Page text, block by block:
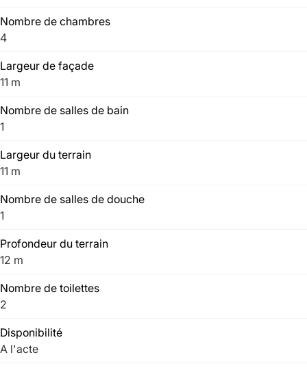
Nombre de chambres
4
Largeur de façade
11 m
Nombre de salles de bain
1
Largeur du terrain
11 m
Nombre de salles de douche
1
Profondeur du terrain
12 m
Nombre de toilettes
2
Disponibilité
A l'acte